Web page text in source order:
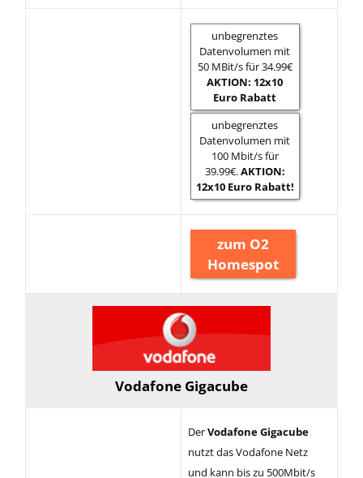
unbegrenztes
Datenvolumen mit
50 MBit/s für 34.99€
AKTION: 12x10
Euro Rabatt
unbegrenztes
Datenvolumen mit
100 Mbit/s für
39.99€.AKTION:
12x10 Euro Rabatt!
zum O2
Homespot
Vodafone Gigacube
DerVodafone Gigacube
nutzt das Vodafone Netz
und kann bis zu 500Mbit/s